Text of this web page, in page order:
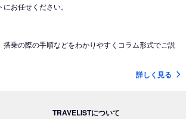
)→コタキナバル (マレーシア)
(羽田))
)→ヌメア (ニューカレドニア)
お任せください。
乗の際の手順などをわかりやすくコラム形式でご説
詳しく見る
TRAVELISTについて